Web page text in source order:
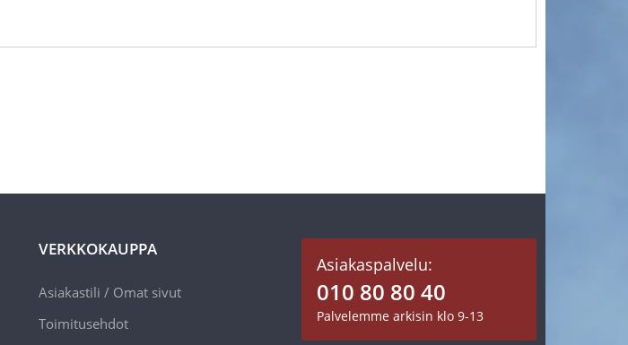
VERKKOKAUPPA
Asiakastili / Omat sivut
Toimitusehdot
Asiakaspalvelu:
010 80 80 40
Palvelemme arkisin klo 9-13